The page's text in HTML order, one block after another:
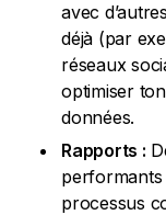
avec
déjà (par
réseaux
optimiser
données.
Rapports :
performants
processus